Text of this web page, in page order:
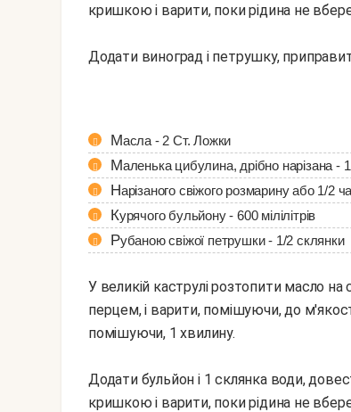
кришкою і варити, поки рідина не
Додати виноград і петрушку,
Масла - 2 Ст. Ложки
Маленька цибулина, дрібно нарізана -
Нарізаного свіжого розмарину або 1/
Курячого бульйону - 600 мілілітрів
Рубаною свіжої петрушки - 1/2 склянки
У великій каструлі розтопити масло
перцем, і варити, помішуючи, до
помішуючи, 1 хвилину.
Додати бульйон і 1 склянка води,
кришкою і варити, поки рідина не